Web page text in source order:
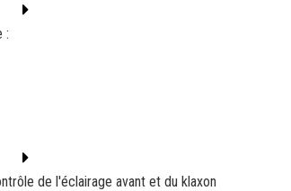
:
de l'éclairage avant et du klaxon